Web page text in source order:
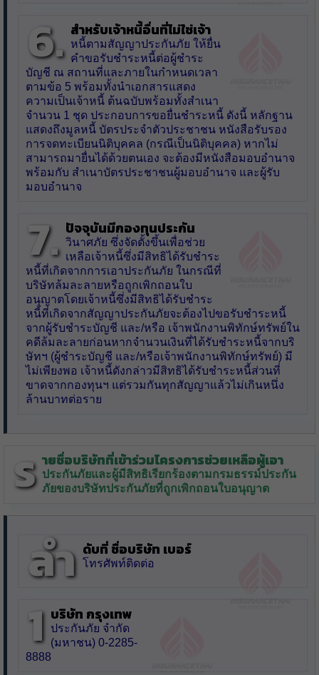
6. สำหรับเจ้าหนี้อื่นที่ไม่ใช่เจ้า
หนี้ตามสัญญาประกันภัย ให้ยื่น
คำขอรับชำระหนี้ต่อผู้ชำระ
บัญชี ณ สถานที่และภายในกำหนดเวลา
ตามข้อ 5 พร้อมทั้งนำเอกสารแสดง
ความเป็นเจ้าหนี้ ต้นฉบับพร้อมทั้งสำเนา
จำนวน 1 ชุด ประกอบการขอยื่นชำระหนี้ ดังนี้ หลักฐาน
แสดงถึงมูลหนี้ บัตรประจำตัวประชาชน หนังสือรับรอง
การจดทะเบียนนิติบุคคล (กรณีเป็นนิติบุคคล) หากไม่
สามารถมายื่นได้ด้วยตนเอง จะต้องมีหนังสือมอบอำนาจ
พร้อมกับ สำเนาบัตรประชาชนผู้มอบอำนาจ และผู้รับ
มอบอำนาจ
7. ปัจจุบันมีกองทุนประกัน
วินาศภัย ซึ่งจัดตั้งขึ้นเพื่อช่วย
เหลือเจ้าหนี้ซึ่งมีสิทธิได้รับชำระ
หนี้ที่เกิดจากการเอาประกันภัย ในกรณีที่
บริษัทล้มละลายหรือถูกเพิกถอนใบ
อนุญาตโดยเจ้าหนี้ซึ่งมีสิทธิได้รับชำระ
หนี้ที่เกิดจากสัญญาประกันภัยจะต้องไปขอรับชำระหนี้
จากผู้รับชำระบัญชี และ/หรือ เจ้าพนักงานพิทักษ์ทรัพย์ใน
คดีล้มละลายก่อนหากจำนวนเงินที่ได้รับชำระหนี้จากบริ
ษัทฯ (ผู้ชำระบัญชี และ/หรือเจ้าพนักงานพิทักษ์ทรัพย์) มี
ไม่เพียงพอ เจ้าหนี้ดังกล่าวมีสิทธิได้รับชำระหนี้ส่วนที่
ขาดจากกองทุนฯ แต่รวมกันทุกสัญญาแล้วไม่เกินหนึ่ง
ล้านบาทต่อราย
ร ายชื่อบริษัทที่เข้าร่วมโครงการช่วยเหลือผู้เอา
ประกันภัยและผู้มีสิทธิเรียกร้องตามกรมธรรม์ประกัน
ภัยของบริษัทประกันภัยที่ถูกเพิกถอนใบอนุญาต
ลำ ดับที่ ชื่อบริษัท เบอร์
โทรศัพท์ติดต่อ
1 บริษัท กรุงเทพ
ประกันภัย จำกัด
(มหาชน) 0-2285-
8888